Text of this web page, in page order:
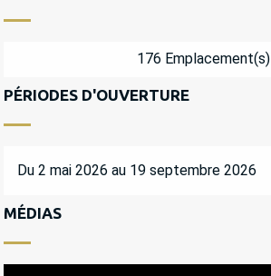
176 Emplacement(s)
PÉRIODES D'OUVERTURE
Du 2 mai 2026 au 19 septembre 2026
MÉDIAS